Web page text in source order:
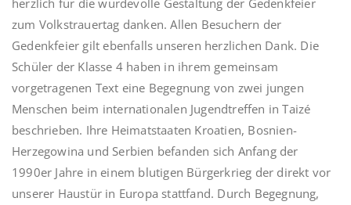
zum Volkstrauertag danken. Allen Besuchern der
Gedenkfeier gilt ebenfalls unseren herzlichen Dank. Die
Schüler der Klasse 4 haben in ihrem gemeinsam
vorgetragenen Text eine Begegnung von zwei jungen
Menschen beim internationalen Jugendtreffen in Taizé
beschrieben. Ihre Heimatstaaten Kroatien, Bosnien-
Herzegowina und Serbien befanden sich Anfang der
1990er Jahre in einem blutigen Bürgerkrieg der direkt vor
unserer Haustür in Europa stattfand. Durch Begegnung,